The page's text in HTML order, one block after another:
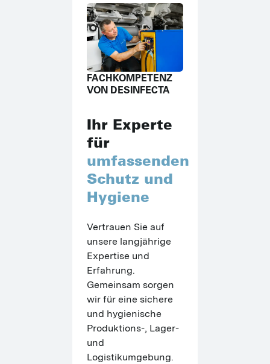
FACHKOMPETENZ
VON DESINFECTA
Ihr Experte
für
umfassenden
Schutz und
Hygiene
Vertrauen Sie auf
unsere langjährige
Expertise und
Erfahrung.
Gemeinsam sorgen
wir für eine sichere
und hygienische
Produktions-, Lager-
und
Logistikumgebung.